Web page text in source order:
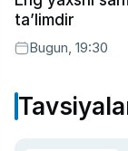
ta’limdir
Bugun, 19:30